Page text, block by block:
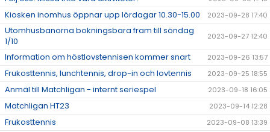
Kiosken inomhus öppnar upp lördagar 10.30-15.00 2023-09-28 17:40
Utomhusbanorna bokningsbara fram till söndag
1/10
2023-09-27 12:40
Information om höstlovstennisen kommer snart 2023-09-26 13:57
Frukosttennis, lunchtennis, drop-in och lovtennis 2023-09-25 18:55
Anmäl till Matchligan - internt seriespel 2023-09-18 16:05
Matchligan HT23 2023-09-14 12:28
Frukosttennis 2023-09-08 13:39